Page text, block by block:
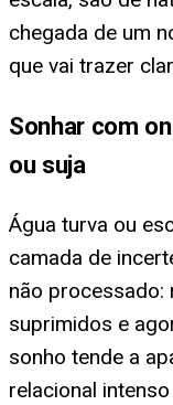
chegada de um
que vai trazer
Sonhar com
ou suja
Água turva ou
camada de
não processado:
suprimidos e
sonho tende a
relacional